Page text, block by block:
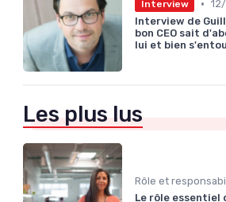
Interview •
Interview de
bon CEO sait
lui et bien
Les plus lus
Le rôle